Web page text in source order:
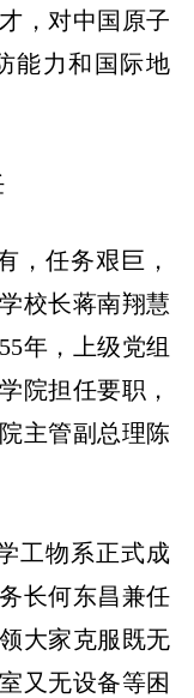
，对中国原子
能力和国际地
，任务艰巨，
校长蒋南翔慧
年，上级党组
院担任要职，
主管副总理陈
工物系正式成
长何东昌兼任
大家克服既无
又无设备等困